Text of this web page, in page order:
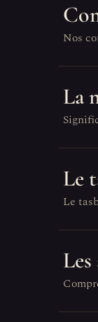
Nos
La
Le
Le